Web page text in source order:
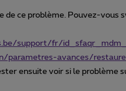
de ce problème. Pouvez-vous
support/fr/
parametres-avances/
ensuite voir si le problème